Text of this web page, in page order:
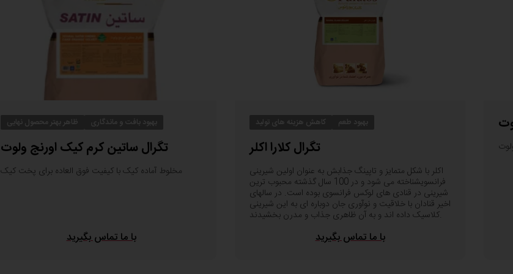
نقش روغن در تولید کیک افزایش نرمی و رطوبت آن است،
می‌تواند به افت کیفیت کیک منجر شود. به همین منظور، پوراتوس با استفاده از تکنولوژی
آنزیم و کاهش مصرف روغن تا 30% وزن روغن مصرفی، محصولی به نام اَکتی فَت را
میزان مصرف پیشنهادی .اَکتی فَت
و نمایندگان ما مشتاقانه پاسخگوی سوال‌های شما هستند.برای کسب اطلاعات بیشتر با ما در
تخم‌مرغ کمتر
روغن کمتر
تازگی بیشتر
مزایا برای مصرف کننده
ظاهر بهتر محصول نهایی بهبود بافت و ماندگاری
تگرال ساتین کرم کیک اورنج ولوت
مخلوط آماده کیک با کیفیت فوق العاده برای پخت کیک
با ما تماس بگیرید
کاهش هزینه های تولید بهبود طعم
تگرال کلارا اکلر
اکلر با شکل متمایز و تاپینگ جذابش به عنوان اولین شیرینی
فرانسویشناخته می شود و در 100 سال گذشته محبوب ترین
شیرینی در قنادی های لوکس فرانسوی بوده است. در سالهای
اخیر قنادان با خلاقیت و نوآوری جان دوباره ای به این شیرینی
کلاسیک داده اند و به آن ظاهری جذاب و مدرن بخشیدند.
با ما تماس بگیرید